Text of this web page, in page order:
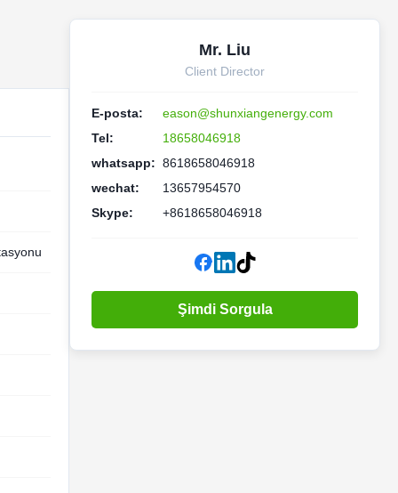
Mr. Liu
Client Director
E-posta:
eason@shunxiangenergy.com
Tel:
18658046918
whatsapp: 8618658046918
wechat:
13657954570
Skype:
+8618658046918
Şimdi Sorgula